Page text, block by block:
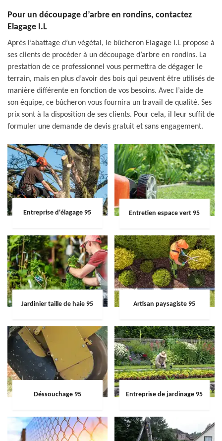
Pour un découpage d’arbre en rondins, contactez
Elagage I.L
Après l’abattage d’un végétal, le bûcheron Elagage I.L propose à
ses clients de procéder à un découpage d’arbre en rondins. La
prestation de ce professionnel vous permettra de dégager le
terrain, mais en plus d’avoir des bois qui peuvent être utilisés de
manière différente en fonction de vos besoins. Avec l’aide de
son équipe, ce bûcheron vous fournira un travail de qualité. Ses
prix sont à la disposition de ses clients. Pour cela, il leur suffit de
formuler une demande de devis gratuit et sans engagement.
Entreprise d'élagage 95 Entretien espace vert 95
Jardinier taille de haie 95 Artisan paysagiste 95
Déssouchage 95 Entreprise de jardinage 95